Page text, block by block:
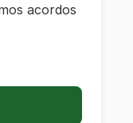
acordos